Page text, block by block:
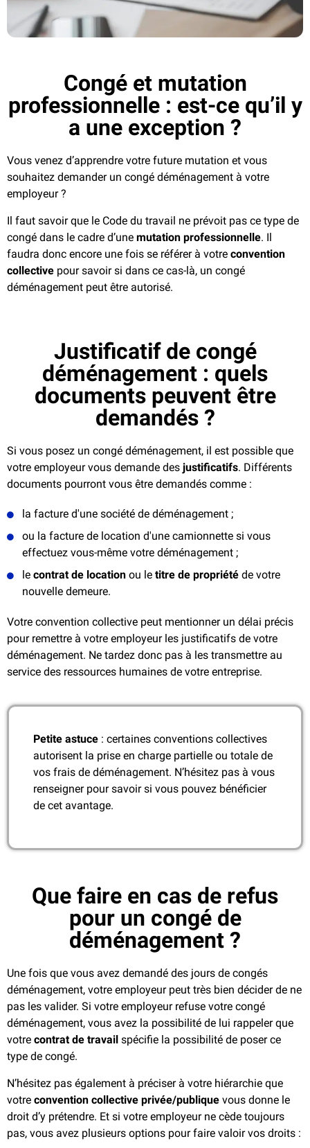
Congé et mutation
professionnelle : est-ce qu’il y
a une exception ?
Vous venez d’apprendre votre future mutation et vous
souhaitez demander un congé déménagement à votre
employeur ?
Il faut savoir que le Code du travail ne prévoit pas ce type de
congé dans le cadre d’une mutation professionnelle. Il
faudra donc encore une fois se référer à votre convention
collective pour savoir si dans ce cas-là, un congé
déménagement peut être autorisé.
Justificatif de congé
déménagement : quels
documents peuvent être
demandés ?
Si vous posez un congé déménagement, il est possible que
votre employeur vous demande des justificatifs. Différents
documents pourront vous être demandés comme :
la facture d'une société de déménagement ;
ou la facture de location d'une camionnette si vous
effectuez vous-même votre déménagement ;
le contrat de locationou le titre de propriétéde votre
nouvelle demeure.
Votre convention collective peut mentionner un délai précis
pour remettre à votre employeur les justificatifs de votre
déménagement. Ne tardez donc pas à les transmettre au
service des ressources humaines de votre entreprise.
Petite astuce : certaines conventions collectives
autorisent la prise en charge partielle ou totale de
vos frais de déménagement. N’hésitez pas à vous
renseigner pour savoir si vous pouvez bénéficier
de cet avantage.
Que faire en cas de refus
pour un congé de
déménagement ?
Une fois que vous avez demandé des jours de congés
déménagement, votre employeur peut très bien décider de ne
pas les valider. Si votre employeur refuse votre congé
déménagement, vous avez la possibilité de lui rappeler que
votre contrat de travail spécifie la possibilité de poser ce
type de congé.
N’hésitez pas également à préciser à votre hiérarchie que
votre convention collective privée/publique vous donne le
droit d’y prétendre. Et si votre employeur ne cède toujours
pas, vous avez plusieurs options pour faire valoir vos droits :